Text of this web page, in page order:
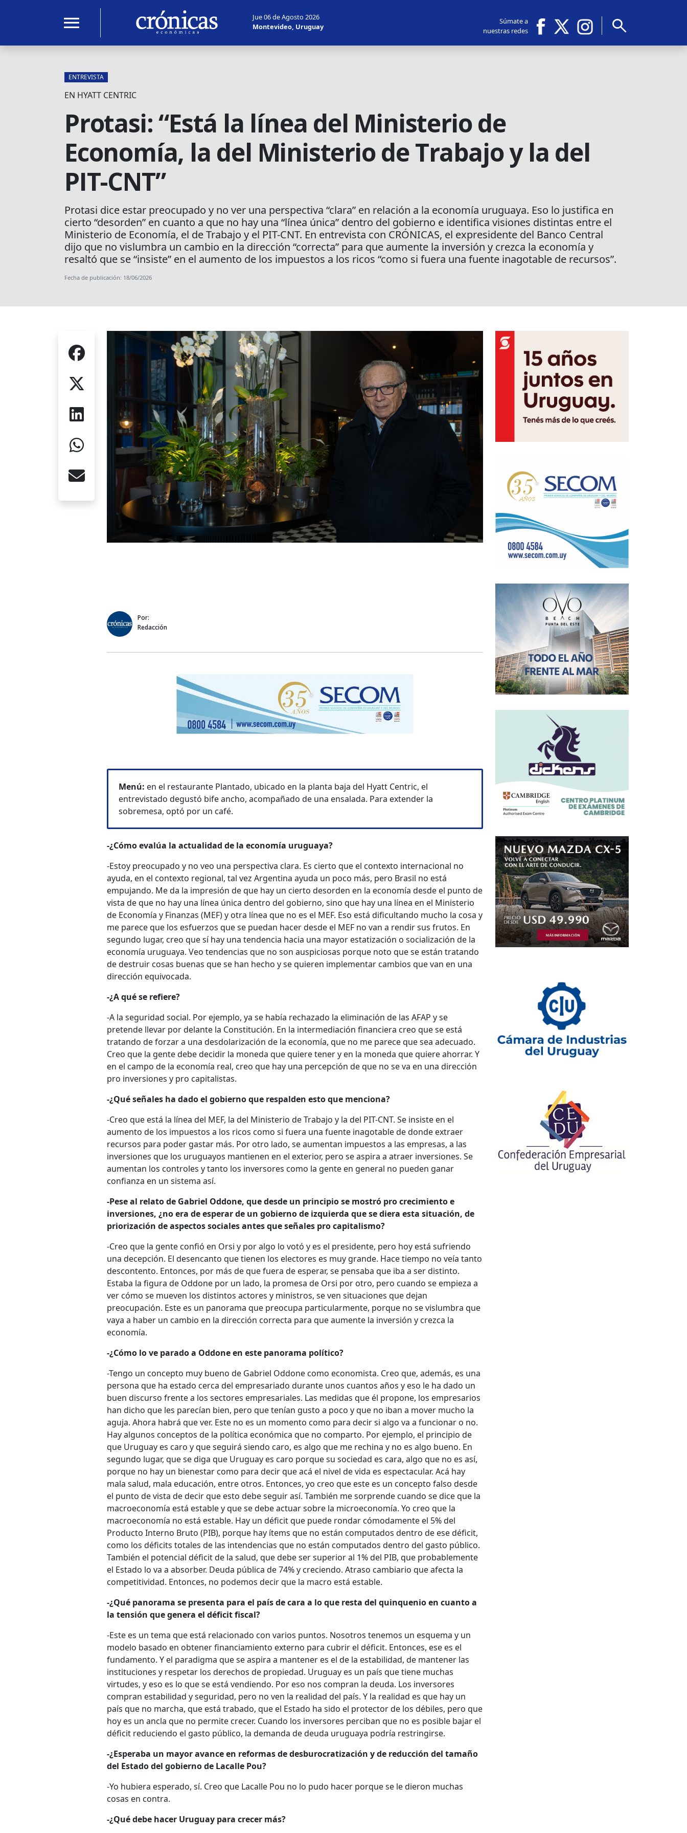
menu
Jue 06 de Agosto 2026
Montevideo, Uruguay
Súmate a
nuestras redes
search
ENTREVISTA
EN HYATT CENTRIC
Protasi: “Está la línea del Ministerio de
Economía, la del Ministerio de Trabajo y la del
PIT-CNT”
Protasi dice estar preocupado y no ver una perspectiva “clara” en relación a la economía uruguaya. Eso lo justifica en
cierto “desorden” en cuanto a que no hay una “línea única” dentro del gobierno e identifica visiones distintas entre el
Ministerio de Economía, el de Trabajo y el PIT-CNT. En entrevista con CRÓNICAS, el expresidente del Banco Central
dijo que no vislumbra un cambio en la dirección “correcta” para que aumente la inversión y crezca la economía y
resaltó que se “insiste” en el aumento de los impuestos a los ricos “como si fuera una fuente inagotable de recursos”.
Fecha de publicación: 18/06/2026
Por:
Redacción
Menú: en el restaurante Plantado, ubicado en la planta baja del Hyatt Centric, el
entrevistado degustó bife ancho, acompañado de una ensalada. Para extender la
sobremesa, optó por un café.
-¿Cómo evalúa la actualidad de la economía uruguaya?
-Estoy preocupado y no veo una perspectiva clara. Es cierto que el contexto internacional no
ayuda, en el contexto regional, tal vez Argentina ayuda un poco más, pero Brasil no está
empujando. Me da la impresión de que hay un cierto desorden en la economía desde el punto de
vista de que no hay una línea única dentro del gobierno, sino que hay una línea en el Ministerio
de Economía y Finanzas (MEF) y otra línea que no es el MEF. Eso está dificultando mucho la cosa y
me parece que los esfuerzos que se puedan hacer desde el MEF no van a rendir sus frutos. En
segundo lugar, creo que sí hay una tendencia hacia una mayor estatización o socialización de la
economía uruguaya. Veo tendencias que no son auspiciosas porque noto que se están tratando
de destruir cosas buenas que se han hecho y se quieren implementar cambios que van en una
dirección equivocada.
-¿A qué se refiere?
-A la seguridad social. Por ejemplo, ya se había rechazado la eliminación de las AFAP y se
pretende llevar por delante la Constitución. En la intermediación financiera creo que se está
tratando de forzar a una desdolarización de la economía, que no me parece que sea adecuado.
Creo que la gente debe decidir la moneda que quiere tener y en la moneda que quiere ahorrar. Y
en el campo de la economía real, creo que hay una percepción de que no se va en una dirección
pro inversiones y pro capitalistas.
-¿Qué señales ha dado el gobierno que respalden esto que menciona?
-Creo que está la línea del MEF, la del Ministerio de Trabajo y la del PIT-CNT. Se insiste en el
aumento de los impuestos a los ricos como si fuera una fuente inagotable de donde extraer
recursos para poder gastar más. Por otro lado, se aumentan impuestos a las empresas, a las
inversiones que los uruguayos mantienen en el exterior, pero se aspira a atraer inversiones. Se
aumentan los controles y tanto los inversores como la gente en general no pueden ganar
confianza en un sistema así.
-Pese al relato de Gabriel Oddone, que desde un principio se mostró pro crecimiento e
inversiones, ¿no era de esperar de un gobierno de izquierda que se diera esta situación, de
priorización de aspectos sociales antes que señales pro capitalismo?
-Creo que la gente confió en Orsi y por algo lo votó y es el presidente, pero hoy está sufriendo
una decepción. El desencanto que tienen los electores es muy grande. Hace tiempo no veía tanto
descontento. Entonces, por más de que fuera de esperar, se pensaba que iba a ser distinto.
Estaba la figura de Oddone por un lado, la promesa de Orsi por otro, pero cuando se empieza a
ver cómo se mueven los distintos actores y ministros, se ven situaciones que dejan
preocupación. Este es un panorama que preocupa particularmente, porque no se vislumbra que
vaya a haber un cambio en la dirección correcta para que aumente la inversión y crezca la
economía.
-¿Cómo lo ve parado a Oddone en este panorama político?
-Tengo un concepto muy bueno de Gabriel Oddone como economista. Creo que, además, es una
persona que ha estado cerca del empresariado durante unos cuantos años y eso le ha dado un
buen discurso frente a los sectores empresariales. Las medidas que él propone, los empresarios
han dicho que les parecían bien, pero que tenían gusto a poco y que no iban a mover mucho la
aguja. Ahora habrá que ver. Este no es un momento como para decir si algo va a funcionar o no.
Hay algunos conceptos de la política económica que no comparto. Por ejemplo, el principio de
que Uruguay es caro y que seguirá siendo caro, es algo que me rechina y no es algo bueno. En
segundo lugar, que se diga que Uruguay es caro porque su sociedad es cara, algo que no es así,
porque no hay un bienestar como para decir que acá el nivel de vida es espectacular. Acá hay
mala salud, mala educación, entre otros. Entonces, yo creo que este es un concepto falso desde
el punto de vista de decir que esto debe seguir así. También me sorprende cuando se dice que la
macroeconomía está estable y que se debe actuar sobre la microeconomía. Yo creo que la
macroeconomía no está estable. Hay un déficit que puede rondar cómodamente el 5% del
Producto Interno Bruto (PIB), porque hay ítems que no están computados dentro de ese déficit,
como los déficits totales de las intendencias que no están computados dentro del gasto público.
También el potencial déficit de la salud, que debe ser superior al 1% del PIB, que probablemente
el Estado lo va a absorber. Deuda pública de 74% y creciendo. Atraso cambiario que afecta la
competitividad. Entonces, no podemos decir que la macro está estable.
-¿Qué panorama se presenta para el país de cara a lo que resta del quinquenio en cuanto a
la tensión que genera el déficit fiscal?
-Este es un tema que está relacionado con varios puntos. Nosotros tenemos un esquema y un
modelo basado en obtener financiamiento externo para cubrir el déficit. Entonces, ese es el
fundamento. Y el paradigma que se aspira a mantener es el de la estabilidad, de mantener las
instituciones y respetar los derechos de propiedad. Uruguay es un país que tiene muchas
virtudes, y eso es lo que se está vendiendo. Por eso nos compran la deuda. Los inversores
compran estabilidad y seguridad, pero no ven la realidad del país. Y la realidad es que hay un
país que no marcha, que está trabado, que el Estado ha sido el protector de los débiles, pero que
hoy es un ancla que no permite crecer. Cuando los inversores perciban que no es posible bajar el
déficit reduciendo el gasto público, la demanda de deuda uruguaya podría restringirse.
-¿Esperaba un mayor avance en reformas de desburocratización y de reducción del tamaño
del Estado del gobierno de Lacalle Pou?
-Yo hubiera esperado, sí. Creo que Lacalle Pou no lo pudo hacer porque se le dieron muchas
cosas en contra.
-¿Qué debe hacer Uruguay para crecer más?